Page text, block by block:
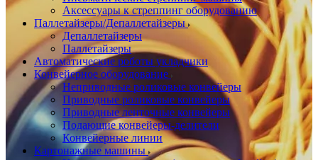
Аксессуары к стреппинг оборудованию
Паллетайзеры/Депаллетайзеры
Депаллетайзеры
Паллетайзеры
Автоматические роботы укладчики
Конвейерное оборудование
Неприводные роликовые конвейеры
Приводные роликовые конвейеры
Приводные ленточные конвейеры
Подающие конвейеры-делители
Конвейерные линии
Картонажные машины